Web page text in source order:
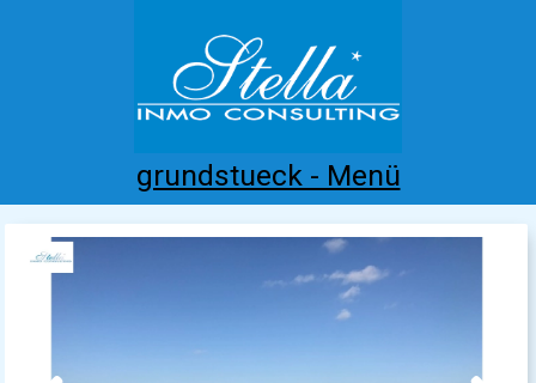
grundstueck - Menü
Home Costa Blanca Kaufen Mieten
Neubau
Referenzen Kontakt